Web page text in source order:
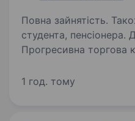
Повна зайнятість.
студента, пенсіонера.
Прогресивна
Торговий
1 год. тому